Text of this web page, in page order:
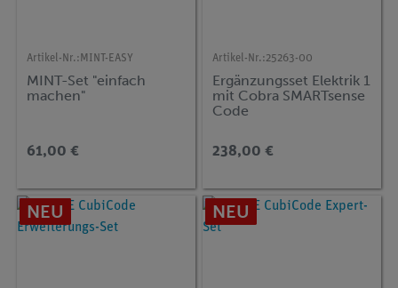
Artikel-Nr.: MINT-EASY
MINT-Set "einfach
machen"
61,00 €
Artikel-Nr.:25263-00
Ergänzungsset Elektrik 1
mit Cobra SMARTsense
Code
238,00 €
NEU NEU